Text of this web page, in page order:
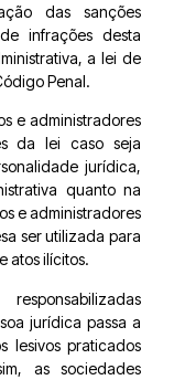
das sanções
infrações desta
a lei de
Penal.
e administradores
da lei caso seja
jurídica,
quanto na
e administradores
ser utilizada para
atos ilícitos.
jurídica passa a
lesivos praticados
as sociedades